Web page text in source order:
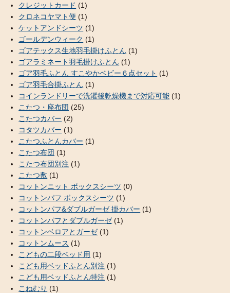
クレジットカード (1)
クロネコヤマト便 (1)
ケットアンドシーツ (1)
ゴールデンウィーク (1)
ゴアテックス生地羽毛掛けふとん (1)
ゴアラミネート羽毛掛けふとん (1)
ゴア羽毛ふとん すこやかベビー６点セット (1)
ゴア羽毛合掛ふとん (1)
コインランドリーで洗濯後乾燥機まで対応可能 (1)
こたつ・座布団 (25)
こたつカバー (2)
コタツカバー (1)
こたつふとんカバー (1)
こたつ布団 (1)
こたつ布団別注 (1)
こたつ敷 (1)
コットンニット ボックスシーツ (0)
コットンパフ ボックスシーツ (1)
コットンパフ&ダブルガーゼ 掛カバー (1)
コットンパフとダブルガーゼ(1)
コットンベロアとガーゼ(1)
コットンムース (1)
こどもの二段ベッド用 (1)
こども用ベッドふとん別注 (1)
こども用ベッドふとん特注 (1)
こねむり (1)